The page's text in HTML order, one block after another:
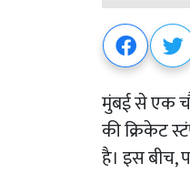
मुंबई से एक
की क्रिकेट
है। इस बीच,